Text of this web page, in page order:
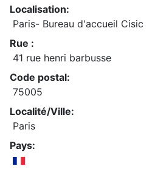
Localisation:
Paris- Bureau d'accueil Cisic
Rue :
41 rue henri barbusse
Code postal:
75005
Localité/Ville:
Paris
Pays: